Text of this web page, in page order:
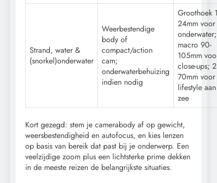
Strand, water &
(snorkel)onderwater
Weerbestendige
body of
compact/action
cam;
onderwaterbehuizing
indien nodig
Groothoek
24mm voor
onderwater;
macro 90-
105mm
close-ups;
70mm voor
lifestyle aan
zee
Kort gezegd: stem je camerabody af op gewicht,
weersbestendigheid en autofocus, en kies lenzen
op basis van bereik dat past bij je onderwerp. Een
veelzijdige zoom plus een lichtsterke prime dekken
in de meeste reizen de belangrijkste situaties.